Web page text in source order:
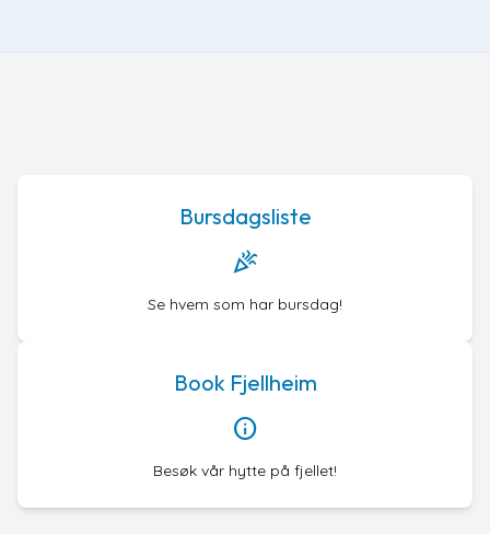
Bursdagsliste
celebration
Se hvem som har bursdag!
Book Fjellheim
info
Besøk vår hytte på fjellet!